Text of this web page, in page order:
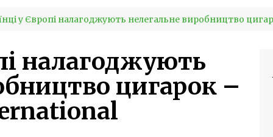
у Європі налагоджують нелегальне виробництво
налагоджують
цигарок –